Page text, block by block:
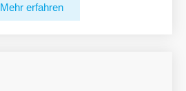
Mehr erfahren